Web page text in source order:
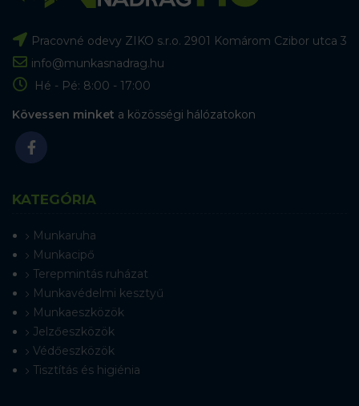
Pracovné odevy ZIKO s.r.o. 2901 Komárom Czibor utca 3
info@munkasnadrag.hu
Hé - Pé: 8:00 - 17:00
Kövessen minket a közösségi hálózatokon
KATEGÓRIA
Munkaruha
Munkacipő
Terepmintás ruházat
Munkavédelmi kesztyű
Munkaeszközök
Jelzőeszközök
Védőeszközök
Tisztítás és higiénia